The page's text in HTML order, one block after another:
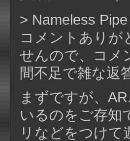
> Nameless
コメントありが
せんので、コメ
間不足で雑な返
まずですが、
いるのをご存知
リなどをつけ